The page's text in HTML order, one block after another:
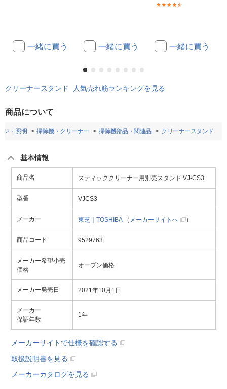
一緒に買う 一緒に買う 一緒に買う
クリーナースタンド 人気売れ筋ランキングを見る
商品について
ン・照明 掃除機・クリーナー 掃除機部品・関連品 クリーナースタンド
基本情報
商品名 スティッククリーナー用別売スタンド VJ-CS3
型番 VJCS3
メーカー 東芝｜TOSHIBA（ メーカーサイトへ ）
商品コード 9529763
メーカー希望小売
価格
オープン価格
メーカー発売日 2021年10月1日
メーカー
保証年数
1年
メーカーサイトで仕様を確認する
取扱説明書を見る
メーカーカタログを見る